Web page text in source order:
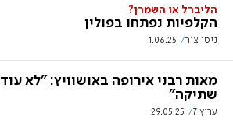
הליברל או השמרן?
הקלפיות נפתחו בפולין
ניסן צור 1.06.25
מאות רבני אירופה באושוויץ: "לא עוד
שתיקה"
ערוץ 7 29.05.25